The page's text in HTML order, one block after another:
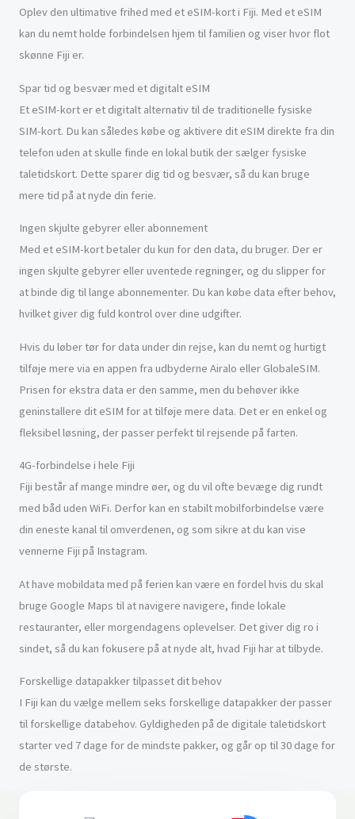
Oplev den ultimative frihed med et eSIM-kort i Fiji. Med et eSIM
kan du nemt holde forbindelsen hjem til familien og viser hvor flot
skønne Fiji er.
Spar tid og besvær med et digitalt eSIM
Et eSIM-kort er et digitalt alternativ til de traditionelle fysiske
SIM-kort. Du kan således købe og aktivere dit eSIM direkte fra din
telefon uden at skulle finde en lokal butik der sælger fysiske
taletidskort. Dette sparer dig tid og besvær, så du kan bruge
mere tid på at nyde din ferie.
Ingen skjulte gebyrer eller abonnement
Med et eSIM-kort betaler du kun for den data, du bruger. Der er
ingen skjulte gebyrer eller uventede regninger, og du slipper for
at binde dig til lange abonnementer. Du kan købe data efter behov,
hvilket giver dig fuld kontrol over dine udgifter.
Hvis du løber tør for data under din rejse, kan du nemt og hurtigt
tilføje mere via en appen fra udbyderne Airalo eller GlobaleSIM.
Prisen for ekstra data er den samme, men du behøver ikke
geninstallere dit eSIM for at tilføje mere data. Det er en enkel og
fleksibel løsning, der passer perfekt til rejsende på farten.
4G-forbindelse i hele Fiji
Fiji består af mange mindre øer, og du vil ofte bevæge dig rundt
med båd uden WiFi. Derfor kan en stabilt mobilforbindelse være
din eneste kanal til omverdenen, og som sikre at du kan vise
vennerne Fiji på Instagram.
At have mobildata med på ferien kan være en fordel hvis du skal
bruge Google Maps til at navigere navigere, finde lokale
restauranter, eller morgendagens oplevelser. Det giver dig ro i
sindet, så du kan fokusere på at nyde alt, hvad Fiji har at tilbyde.
Forskellige datapakker tilpasset dit behov
I Fiji kan du vælge mellem seks forskellige datapakker der passer
til forskellige databehov. Gyldigheden på de digitale taletidskort
starter ved 7 dage for de mindste pakker, og går op til 30 dage for
de største.